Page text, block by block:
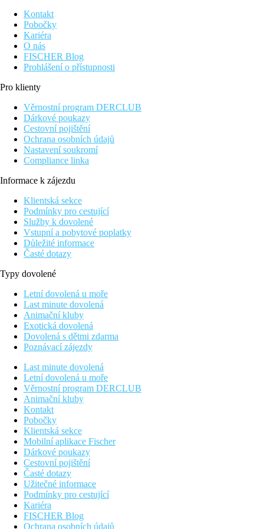
Kontakt
Pobočky
Kariéra
O nás
FISCHER Blog
Prohlášení o přístupnosti
Pro klienty
Věrnostní program DERCLUB
Dárkové poukazy
Cestovní pojištění
Ochrana osobních údajů
Nastavení soukromí
Compliance linka
Informace k zájezdu
Klientská sekce
Podmínky pro cestující
Služby k dovolené
Vstupní a pobytové poplatky
Důležité informace
Časté dotazy
Typy dovolené
Letní dovolená u moře
Last minute dovolená
Animační kluby
Exotická dovolená
Dovolená s dětmi zdarma
Poznávací zájezdy
Last minute dovolená
Letní dovolená u moře
Věrnostní program DERCLUB
Animační kluby
Kontakt
Pobočky
Klientská sekce
Mobilní aplikace Fischer
Dárkové poukazy
Cestovní pojištění
Časté dotazy
Užitečné informace
Podmínky pro cestující
Kariéra
FISCHER Blog
Ochrana osobních údajů